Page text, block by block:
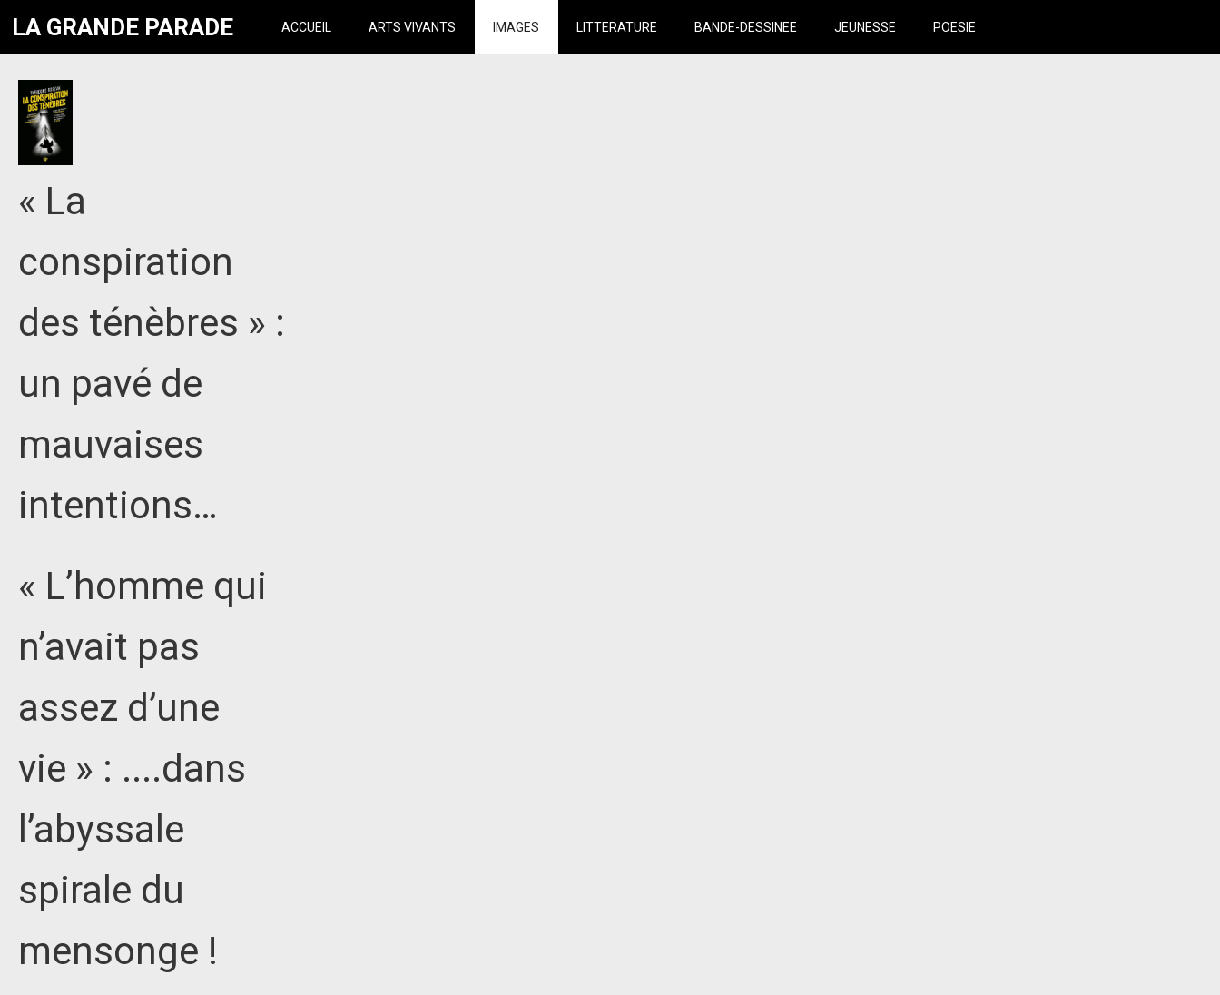
LA GRANDE PARADE ACCUEIL ARTS VIVANTS IMAGES LITTERATURE BANDE-DESSINEE JEUNESSE POESIE
« La
conspiration
des ténèbres » :
un pavé de
mauvaises
intentions…
« L’homme qui
n’avait pas
assez d’une
vie » : ....dans
l’abyssale
spirale du
mensonge !